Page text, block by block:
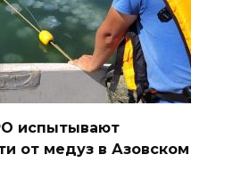
испытывают
от медуз в Азовском